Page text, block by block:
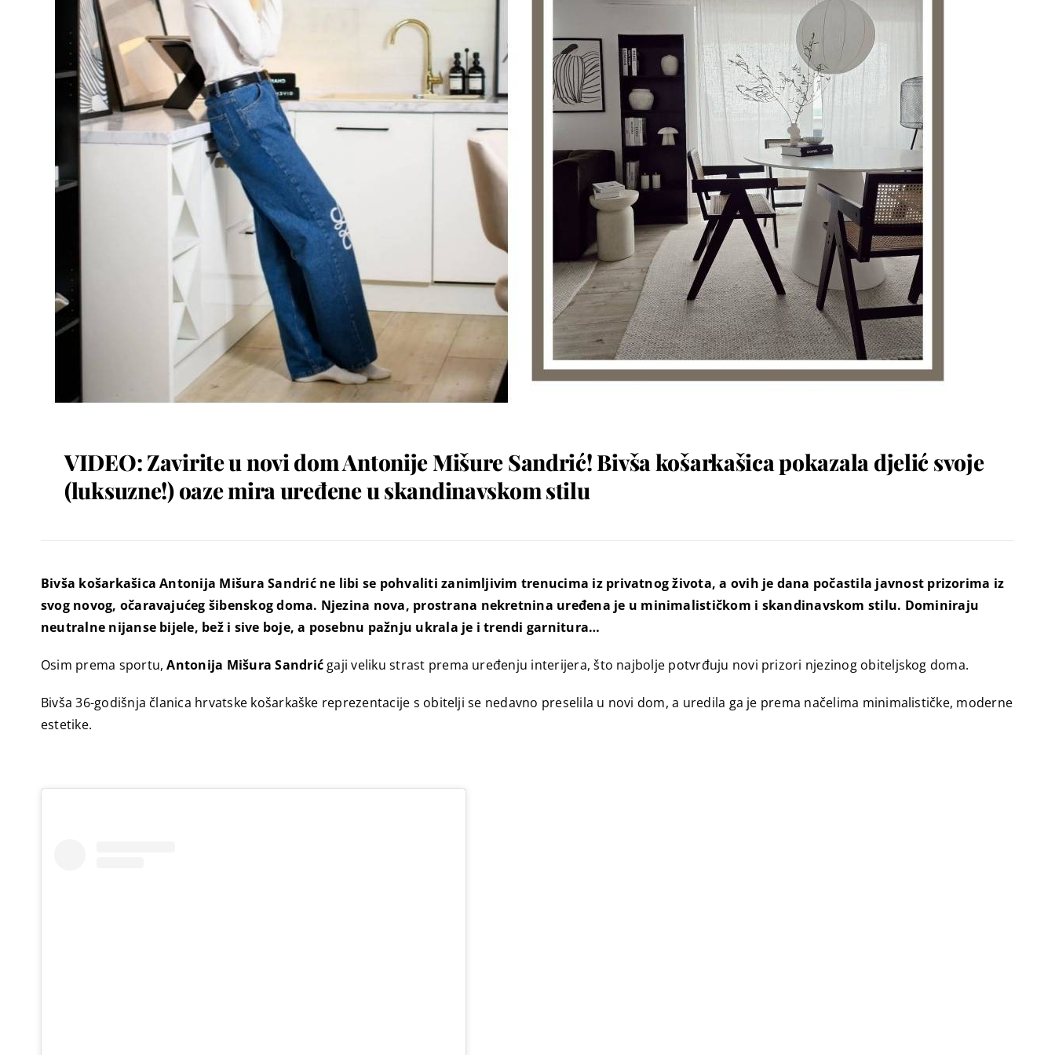
VIDEO: Zavirite u novi dom Antonije Mišure Sandrić! Bivša košarkašica pokazala djelić svoje
(luksuzne!) oaze mira uređene u skandinavskom stilu
Bivša košarkašica Antonija Mišura Sandrić ne libi se pohvaliti zanimljivim trenucima iz privatnog života, a ovih je dana počastila javnost prizorima iz
svog novog, očaravajućeg šibenskog doma. Njezina nova, prostrana nekretnina uređena je u minimalističkom i skandinavskom stilu. Dominiraju
neutralne nijanse bijele, bež i sive boje, a posebnu pažnju ukrala je i trendi garnitura…
Osim prema sportu,Antonija Mišura Sandrić gaji veliku strast prema uređenju interijera, što najbolje potvrđuju novi prizori njezinog obiteljskog doma.
Bivša 36-godišnja članica hrvatske košarkaške reprezentacije s obitelji se nedavno preselila u novi dom, a uredila ga je prema načelima minimalističke, moderne
estetike.